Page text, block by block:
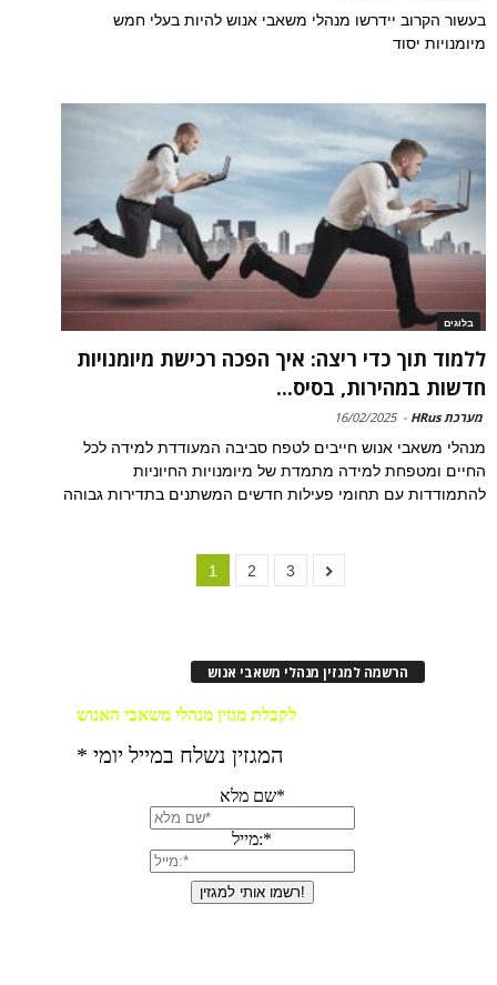
בעשור הקרוב יידרשו מנהלי משאבי אנוש להיות בעלי חמש
מיומנויות יסוד
בלוגים
ללמוד תוך כדי ריצה: איך הפכה רכישת מיומנויות
חדשות במהירות, בסיס...
מערכת HRus -
16/02/2025
מנהלי משאבי אנוש חייבים לטפח סביבה המעודדת למידה לכל
החיים ומטפחת למידה מתמדת של מיומנויות החיוניות
להתמודדות עם תחומי פעילות חדשים המשתנים בתדירות גבוהה
1 2 3
הרשמה למגזין מנהלי משאבי אנוש